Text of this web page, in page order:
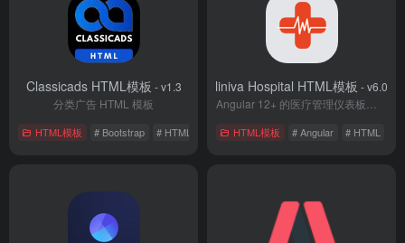
Classicads HTML模板 - v1.3
分类广告 HTML 模板
HTML模板 # Bootstrap # HTML
Cliniva Hospital HTML模板 - v6.0.0
HTML模板 # Angular # HTML